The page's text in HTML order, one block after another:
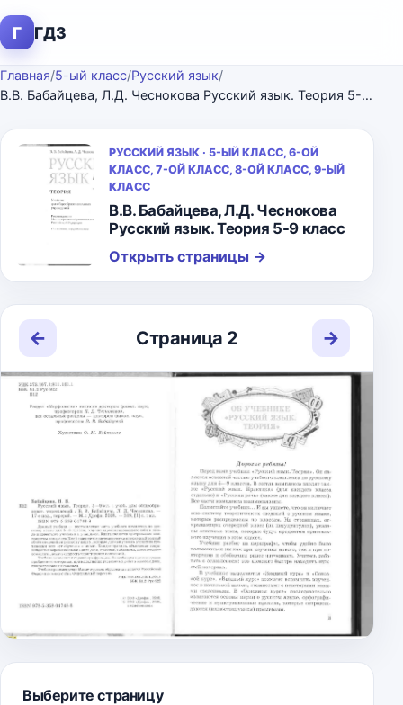
Г ГДЗ
Главная/5-ый класс/Русский язык/
В.В. Бабайцева, Л.Д. Чеснокова Русский язык. Теория 5-9 класс
РУССКИЙ ЯЗЫК · 5-ЫЙ КЛАСС, 6-ОЙ
КЛАСС, 7-ОЙ КЛАСС, 8-ОЙ КЛАСС, 9-ЫЙ
КЛАСС
В.В. Бабайцева, Л.Д. Чеснокова
Русский язык. Теория 5-9 класс
Открыть страницы →
← Страница 2 →
Выберите страницу